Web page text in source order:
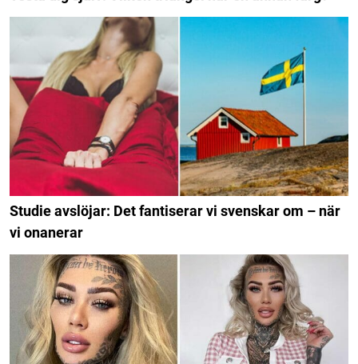
Studie avslöjar: Det fantiserar vi svenskar om – när
vi onanerar